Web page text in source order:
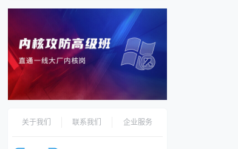
关于我们 联系我们 企业服务